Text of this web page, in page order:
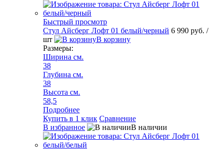
Быстрый просмотр
Стул Айсберг Лофт 01 белый/черный 6 990 руб. /
шт
В корзину
Размеры:
Ширина см.
38
Глубина см.
38
Высота см.
58,5
Подробнее
Купить в 1 клик Сравнение
В избранное
В наличии